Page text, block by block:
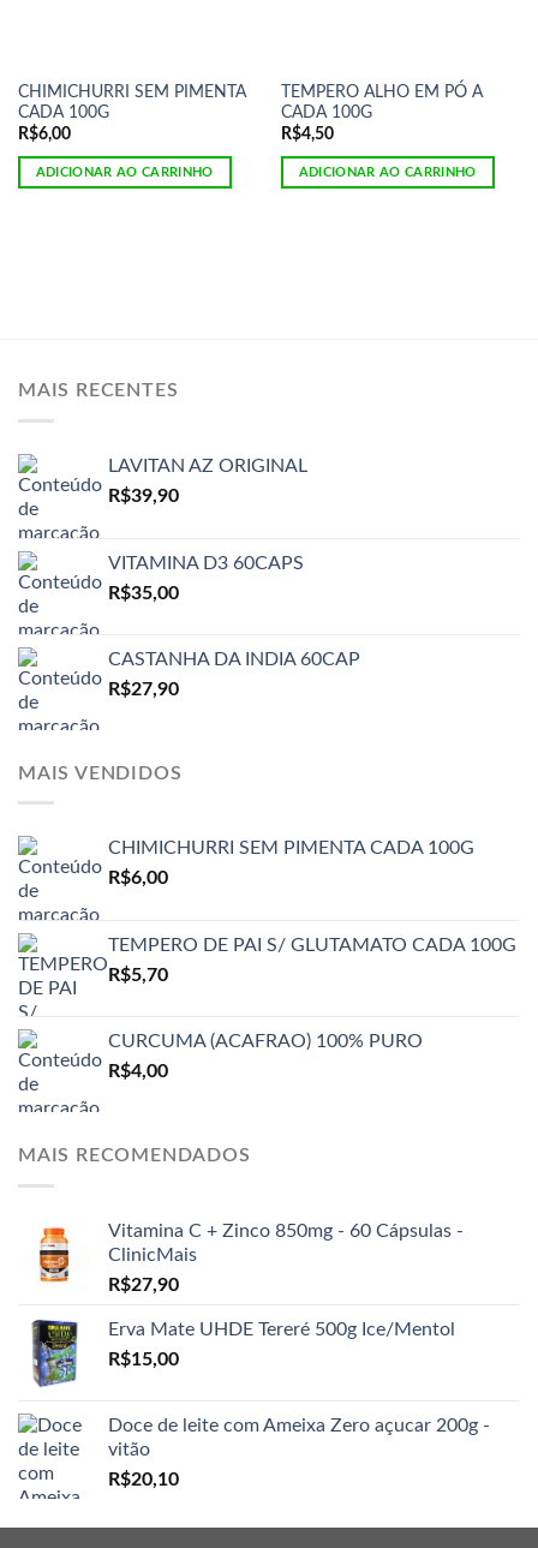
CHIMICHURRI SEM PIMENTA
CADA 100G
R$6,00
ADICIONAR AO CARRINHO
TEMPERO ALHO EM PÓ A
CADA 100G
R$4,50
ADICIONAR AO CARRINHO
MAIS RECENTES
LAVITAN AZ ORIGINAL
R$39,90
VITAMINA D3 60CAPS
R$35,00
CASTANHA DA INDIA 60CAP
R$27,90
MAIS VENDIDOS
CHIMICHURRI SEM PIMENTA CADA 100G
R$6,00
TEMPERO DE PAI S/ GLUTAMATO CADA 100G
R$5,70
CURCUMA (ACAFRAO) 100% PURO
R$4,00
MAIS RECOMENDADOS
Vitamina C + Zinco 850mg - 60 Cápsulas -
ClinicMais
R$27,90
Erva Mate UHDE Tereré 500g Ice/Mentol
R$15,00
Doce de leite com Ameixa Zero açucar 200g -
vitão
R$20,10